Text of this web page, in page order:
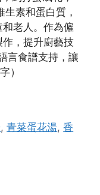
素和蛋白質，
老人。作為僱
，提升廚藝技
言食譜支持，讓
）
,青菜蛋花湯,香